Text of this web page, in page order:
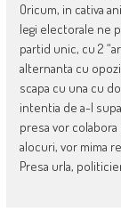
Oricum, in cativa
legi electorale ne
partid unic, cu 2
alternanta cu
scapa cu una cu
intentia de a-l
presa vor
alocuri, vor mima
Presa urla,